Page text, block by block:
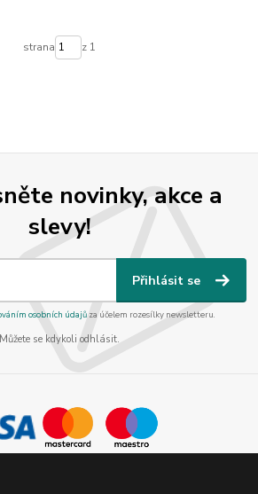
strana z 1
novinky, akce a
slevy!
Přihlásit se
osobních údajůza účelem rozesílky newsletteru.
Můžete se kdykoli odhlásit.